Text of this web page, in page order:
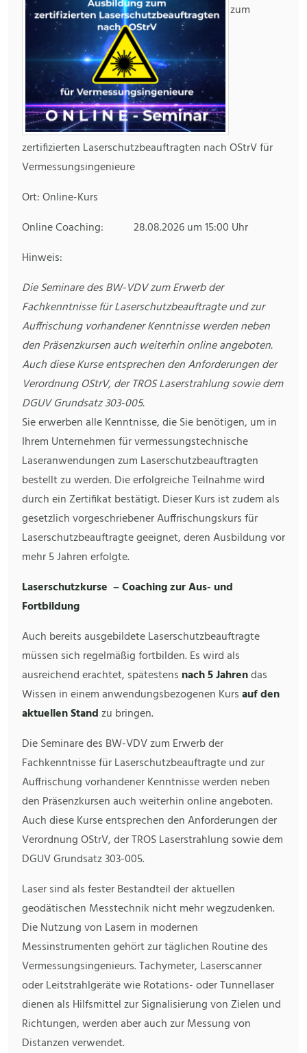
zum
zertifizierten Laserschutzbeauftragten nach OStrV für
Vermessungsingenieure
Ort: Online-Kurs
Online Coaching: 28.08.2026 um 15:00 Uhr
Hinweis:
Die Seminare des BW-VDV zum Erwerb der
Fachkenntnisse für Laserschutzbeauftragte und zur
Auffrischung vorhandener Kenntnisse werden neben
den Präsenzkursen auch weiterhin online angeboten.
Auch diese Kurse entsprechen den Anforderungen der
Verordnung OStrV, der TROS Laserstrahlung sowie dem
DGUV Grundsatz 303-005.
Sie erwerben alle Kenntnisse, die Sie benötigen, um in
Ihrem Unternehmen für vermessungstechnische
Laseranwendungen zum Laserschutzbeauftragten
bestellt zu werden. Die erfolgreiche Teilnahme wird
durch ein Zertifikat bestätigt. Dieser Kurs ist zudem als
gesetzlich vorgeschriebener Auffrischungskurs für
Laserschutzbeauftragte geeignet, deren Ausbildung vor
mehr 5 Jahren erfolgte.
Laserschutzkurse – Coaching zur Aus- und
Fortbildung
Auch bereits ausgebildete Laserschutzbeauftragte
müssen sich regelmäßig fortbilden. Es wird als
ausreichend erachtet, spätestens nach 5 Jahrendas
Wissen in einem anwendungsbezogenen Kursauf den
aktuellen Standzu bringen.
Die Seminare des BW-VDV zum Erwerb der
Fachkenntnisse für Laserschutzbeauftragte und zur
Auffrischung vorhandener Kenntnisse werden neben
den Präsenzkursen auch weiterhin online angeboten.
Auch diese Kurse entsprechen den Anforderungen der
Verordnung OStrV, der TROS Laserstrahlung sowie dem
DGUV Grundsatz 303-005.
Laser sind als fester Bestandteil der aktuellen
geodätischen Messtechnik nicht mehr wegzudenken.
Die Nutzung von Lasern in modernen
Messinstrumenten gehört zur täglichen Routine des
Vermessungsingenieurs. Tachymeter, Laserscanner
oder Leitstrahlgeräte wie Rotations- oder Tunnellaser
dienen als Hilfsmittel zur Signalisierung von Zielen und
Richtungen, werden aber auch zur Messung von
Distanzen verwendet.